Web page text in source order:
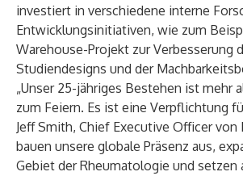
investiert in verschiedene interne
Entwicklungsinitiativen, wie zum
Warehouse-Projekt zur Verbesserung
Studiendesigns und der
„Unser 25-jähriges Bestehen ist mehr
zum Feiern. Es ist eine Verpflichtung
Jeff Smith, Chief Executive Officer von
bauen unsere globale Präsenz aus,
Gebiet der Rheumatologie und setzen